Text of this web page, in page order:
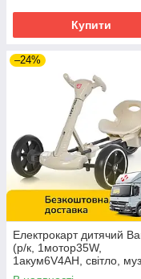
Купити
–24%
Електрокарт дитячий
(р/к, 1мотор35W,
1акум6V4AH, світло,
EVA, Bluetooth) M